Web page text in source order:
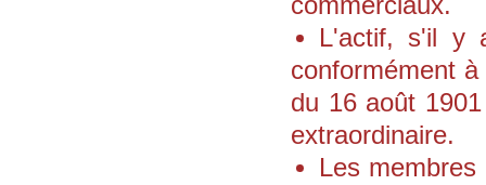
L'actif, s'il y
conformément
du 16 août
extraordinaire.
Les membres